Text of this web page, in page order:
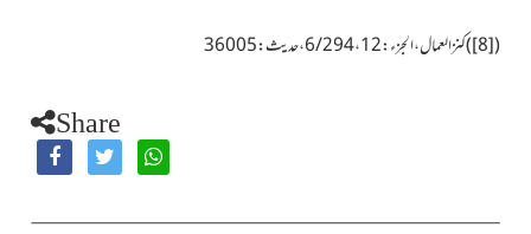
(
[8])کنزالعمال،الجزء:12، 6/294، حدیث: 36005
Share